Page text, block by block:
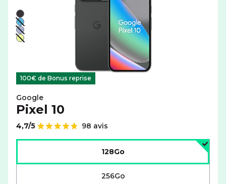
Liste de couleurs disponibles pour le GOOGLE Pixel 10
Noir
Bleu - indisponible
Violet - indisponible
Jaune - indisponible
100€ de Bonus reprise
Google
Pixel 10
Note de
4,7/5
98 avis
128Go
256Go